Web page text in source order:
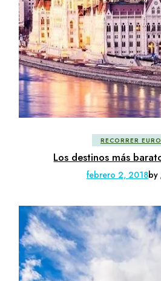
RECORRER
Los destinos más
febrero 2, 2018by